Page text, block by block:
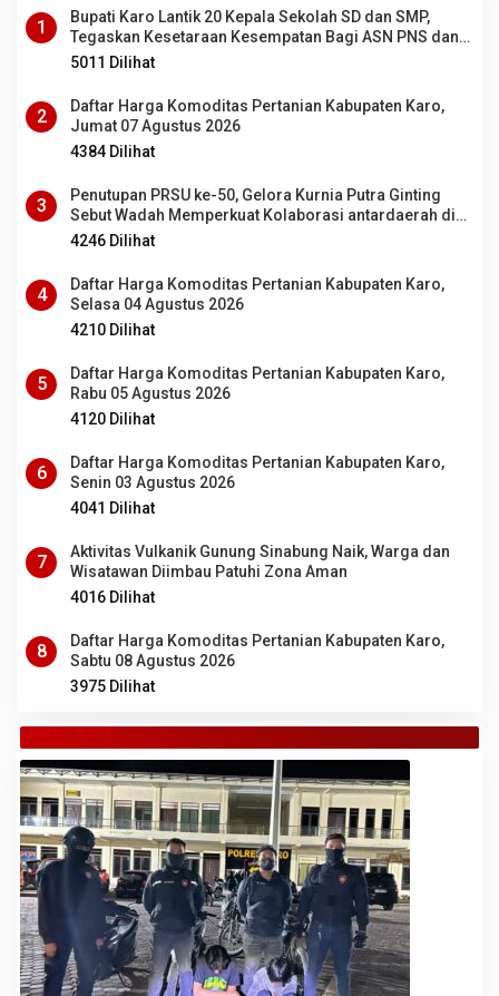
1
Bupati Karo Lantik 20 Kepala Sekolah SD dan SMP,
Tegaskan Kesetaraan Kesempatan Bagi ASN PNS dan
PPPK
5011 Dilihat
2
Daftar Harga Komoditas Pertanian Kabupaten Karo,
Jumat 07 Agustus 2026
4384 Dilihat
3
Penutupan PRSU ke-50, Gelora Kurnia Putra Ginting
Sebut Wadah Memperkuat Kolaborasi antardaerah di
Sumut
4246 Dilihat
4
Daftar Harga Komoditas Pertanian Kabupaten Karo,
Selasa 04 Agustus 2026
4210 Dilihat
5
Daftar Harga Komoditas Pertanian Kabupaten Karo,
Rabu 05 Agustus 2026
4120 Dilihat
6
Daftar Harga Komoditas Pertanian Kabupaten Karo,
Senin 03 Agustus 2026
4041 Dilihat
7
Aktivitas Vulkanik Gunung Sinabung Naik, Warga dan
Wisatawan Diimbau Patuhi Zona Aman
4016 Dilihat
8
Daftar Harga Komoditas Pertanian Kabupaten Karo,
Sabtu 08 Agustus 2026
3975 Dilihat
TANAH KARO